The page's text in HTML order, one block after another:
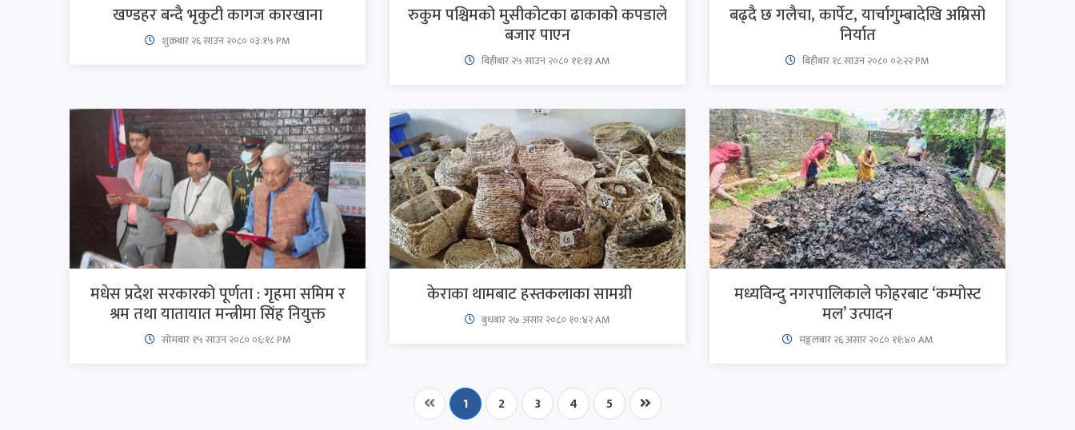
खण्डहर बन्दै भृकुटी कागज कारखाना
शुक्रबार​ २६ साउन २०८० ०३:१५ PM
रुकुम पश्चिमको मुसीकोटका ढाकाको कपडाले
बजार पाएन
बिहीबार २५ साउन २०८० ११:१३ AM
बढ्दै छ गलैचा, कार्पेट, यार्चागुम्बादेखि अम्रिसो
निर्यात
बिहीबार १८ साउन २०८० ०२:२२ PM
मधेस प्रदेश सरकारको पूर्णता : गृहमा समिम र
श्रम तथा यातायात मन्त्रीमा सिंह नियुक्त
सोमबार १५ साउन २०८० ०६:१८ PM
केराका थामबाट हस्तकलाका सामग्री
बुधबार २७ असार २०८० १०:४२ AM
मध्यविन्दु नगरपालिकाले फोहरबाट ‘कम्पोस्ट
मल’ उत्पादन
मङ्गलबार २६ असार २०८० ११:४० AM
1 2 3 4 5